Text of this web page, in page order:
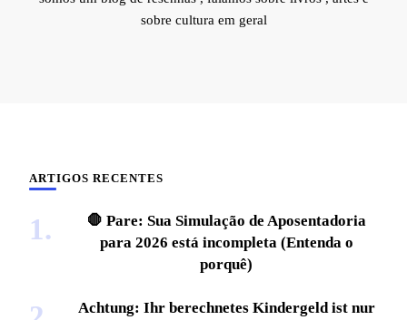
sobre cultura em geral
ARTIGOS RECENTES
🛑 Pare: Sua Simulação de Aposentadoria
para 2026 está incompleta (Entenda o
porquê)
Achtung: Ihr berechnetes Kindergeld ist nur